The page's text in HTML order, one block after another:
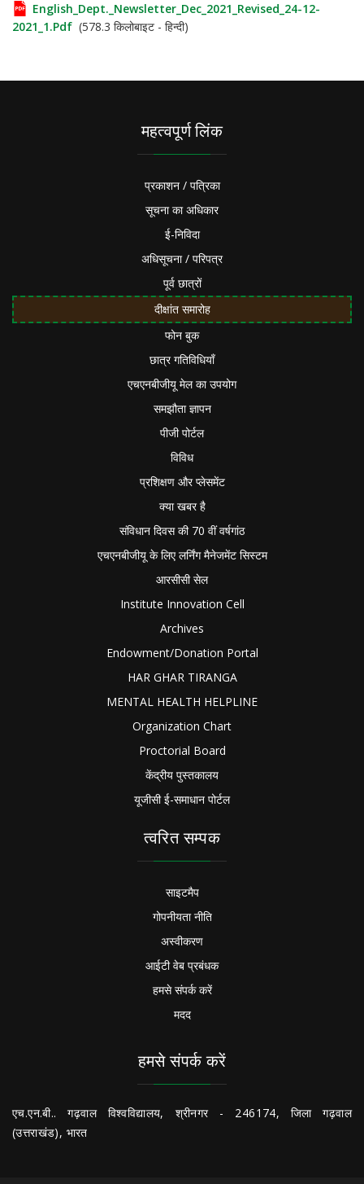
English_Dept._Newsletter_Dec_2021_Revised_24-12-
2021_1.pdf (578.3 किलोबाइट - हिन्दी)
महत्वपूर्ण लिंक
प्रकाशन / पत्रिका
सूचना का अधिकार
ई-निविदा
अधिसूचना / परिपत्र
पूर्व छात्रों
दीक्षांत समारोह
फोन बुक
छात्र गतिविधियाँ
एचएनबीजीयू मेल का उपयोग
समझौता ज्ञापन
पीजी पोर्टल
विविध
प्रशिक्षण और प्लेसमेंट
क्या खबर है
संविधान दिवस की 70 वीं वर्षगांठ
एचएनबीजीयू के लिए लर्निंग मैनेजमेंट सिस्टम
आरसीसी सेल
Institute Innovation Cell
Archives
Endowment/Donation Portal
HAR GHAR TIRANGA
MENTAL HEALTH HELPLINE
Organization Chart
Proctorial Board
केंद्रीय पुस्तकालय
यूजीसी ई-समाधान पोर्टल
त्वरित सम्पक
साइटमैप
गोपनीयता नीति
अस्वीकरण
आईटी वेब प्रबंधक
हमसे संपर्क करें
मदद
हमसे संपर्क करें
एच.एन.बी.. गढ़वाल विश्वविद्यालय, श्रीनगर - 246174, जिला गढ़वाल
(उत्तराखंड), भारत